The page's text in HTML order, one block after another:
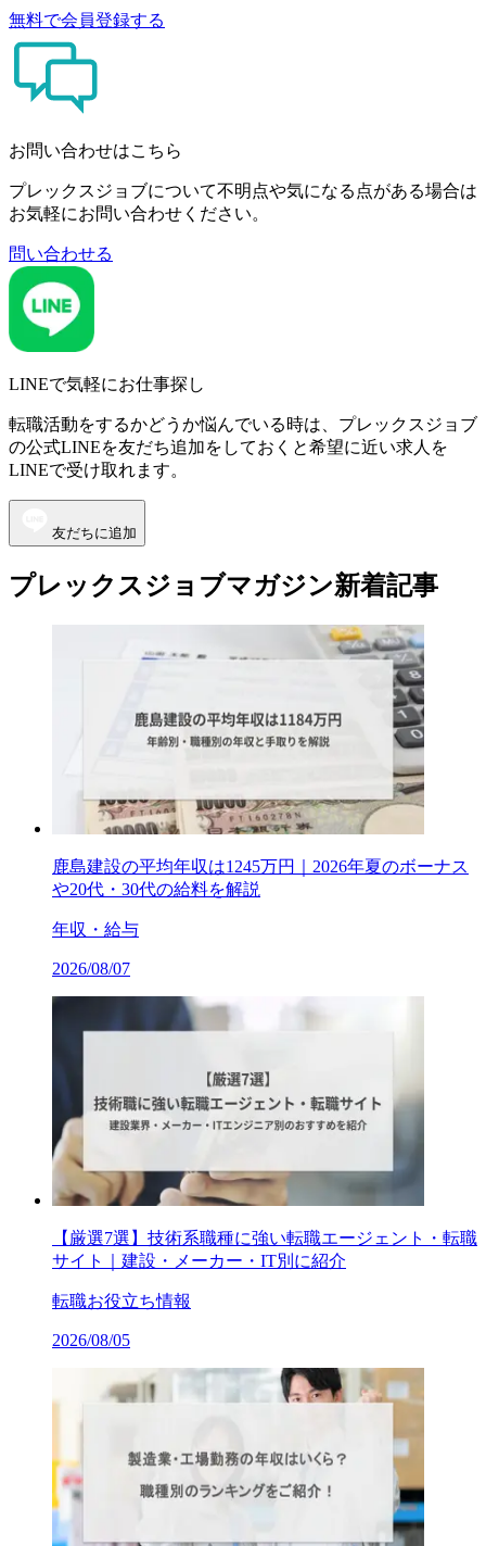
無料で会員登録する
お問い合わせはこちら
プレックスジョブについて不明点や気になる点がある場合は
お気軽にお問い合わせください。
問い合わせる
LINEで気軽にお仕事探し
転職活動をするかどうか悩んでいる時は、プレックスジョブ
の公式LINEを友だち追加をしておくと希望に近い求人を
LINEで受け取れます。
友だちに追加
プレックスジョブマガジン新着記事
鹿島建設の平均年収は1245万円｜2026年夏のボーナス
や20代・30代の給料を解説
年収・給与
2026/08/07
【厳選7選】技術系職種に強い転職エージェント・転職
サイト｜建設・メーカー・IT別に紹介
転職お役立ち情報
2026/08/05